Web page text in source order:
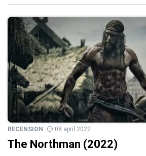
RECENSION 08 april 2022
The Northman (2022)